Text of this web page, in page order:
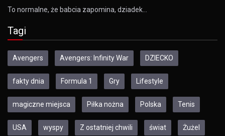
To normalne, że babcia zapomina, dziadek…
Tagi
Avengers Avengers: Infinity War DZIECKO
fakty dnia Formula 1 Gry Lifestyle
magiczne miejsca Piłka nożna Polska Tenis
USA wyspy Z ostatniej chwili świat Żużel